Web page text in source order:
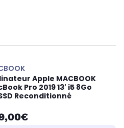
Apple MACBOOK
Pro 2019 13' i5 8Go
Reconditionné